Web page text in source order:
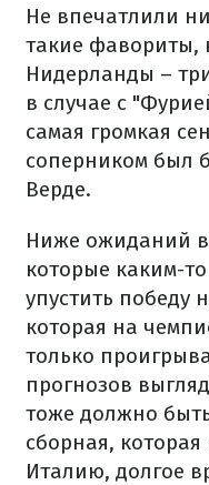
Не впечатлили
такие фавориты,
Нидерланды –
в случае с
самая громкая
соперником был
Верде.
Ниже ожиданий
которые каким-
упустить победу
которая на
только
прогнозов
тоже должно
сборная,
Италию, долгое